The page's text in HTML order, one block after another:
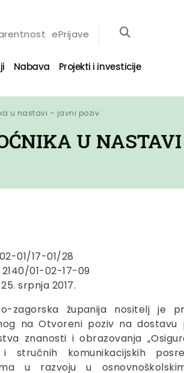
ePrijave
Nabava Projekti i investicije
u nastavi – javni poziv
U
01/17-01/28
2140/01-02-17-09
srpnja 2017.
zagorska županija nositelj je
na Otvoreni poziv na dostavu
znanosti i obrazovanja
stručnih komunikacijskih
u razvoju u